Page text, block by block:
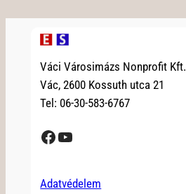
Váci Városimázs Nonprofit Kft.
Vác, 2600 Kossuth utca 21
Tel: 06-30-583-6767
Facebook YouTube
Adatvédelem